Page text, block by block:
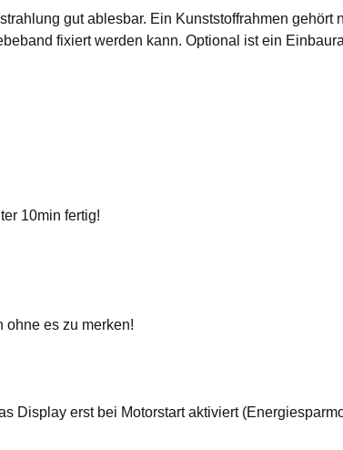
gut ablesbar. Ein Kunststoffrahmen gehört
fixiert werden kann. Optional ist ein
10min fertig!
ohne es zu merken!
Display erst bei Motorstart aktiviert